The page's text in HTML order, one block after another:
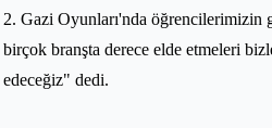
2. Gazi Oyunları'nda öğrencilerimizin
birçok branşta derece elde etmeleri
edeceğiz" dedi.